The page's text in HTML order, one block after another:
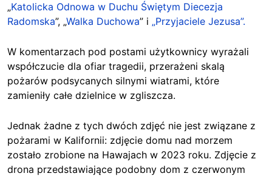
„Katolicka Odnowa w Duchu Świętym Diecezja
Radomska”, „Walka Duchowa” i „Przyjaciele Jezusa”.
W komentarzach pod postami użytkownicy wyrażali
współczucie dla ofiar tragedii, przerażeni skalą
pożarów podsycanych silnymi wiatrami, które
zamieniły całe dzielnice w zgliszcza.
Jednak żadne z tych dwóch zdjęć nie jest związane z
pożarami w Kalifornii: zdjęcie domu nad morzem
zostało zrobione na Hawajach w 2023 roku. Zdjęcie z
drona przedstawiające podobny dom z czerwonym